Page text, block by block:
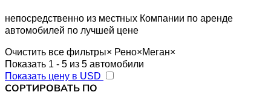
непосредственно из местных Компании по аренде
автомобилей по лучшей цене
Очистить все фильтры× Рено×Меган×
Показать 1 - 5 из 5 автомобили
Показать цену в USD
СОРТИРОВАТЬ ПО